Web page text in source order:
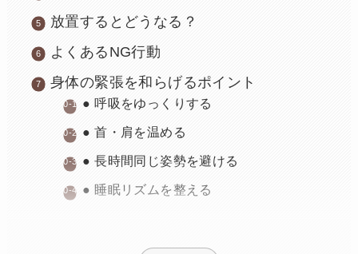
放置するとどうなる？
よくあるNG行動
身体の緊張を和らげるポイント
● 呼吸をゆっくりする
● 首・肩を温める
● 長時間同じ姿勢を避ける
● 睡眠リズムを整える